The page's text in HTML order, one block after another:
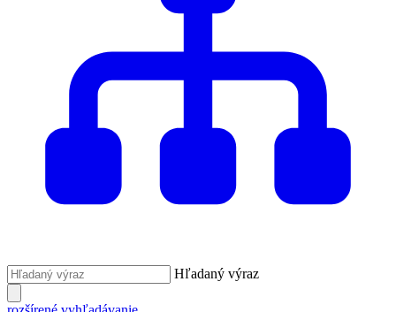
Hľadaný výraz